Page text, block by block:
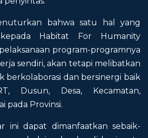
bahwa satu hal yang
Habitat For Humanity
program-programnya
sendiri, akan tetapi melibatkan
berkolaborasi dan bersinergi baik
Dusun, Desa, Kecamatan,
pada Provinsi.
ini dapat dimanfaatkan sebaik-